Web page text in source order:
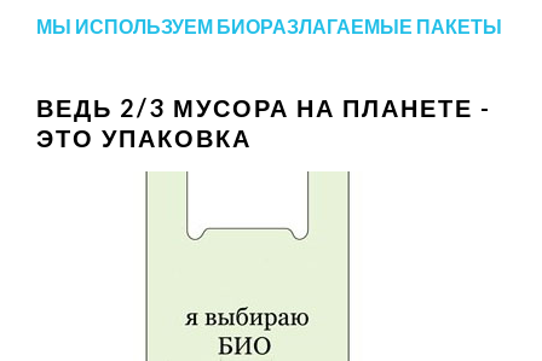
МЫ ИСПОЛЬЗУЕМ БИОРАЗЛАГАЕМЫЕ ПАКЕТЫ
ВЕДЬ 2/3 МУСОРА НА ПЛАНЕТЕ -
ЭТО УПАКОВКА